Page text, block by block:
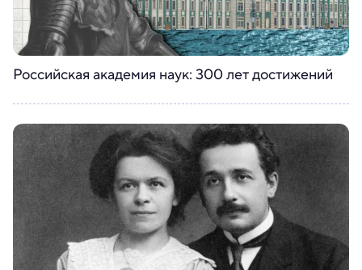
Российская академия наук: 300 лет достижений